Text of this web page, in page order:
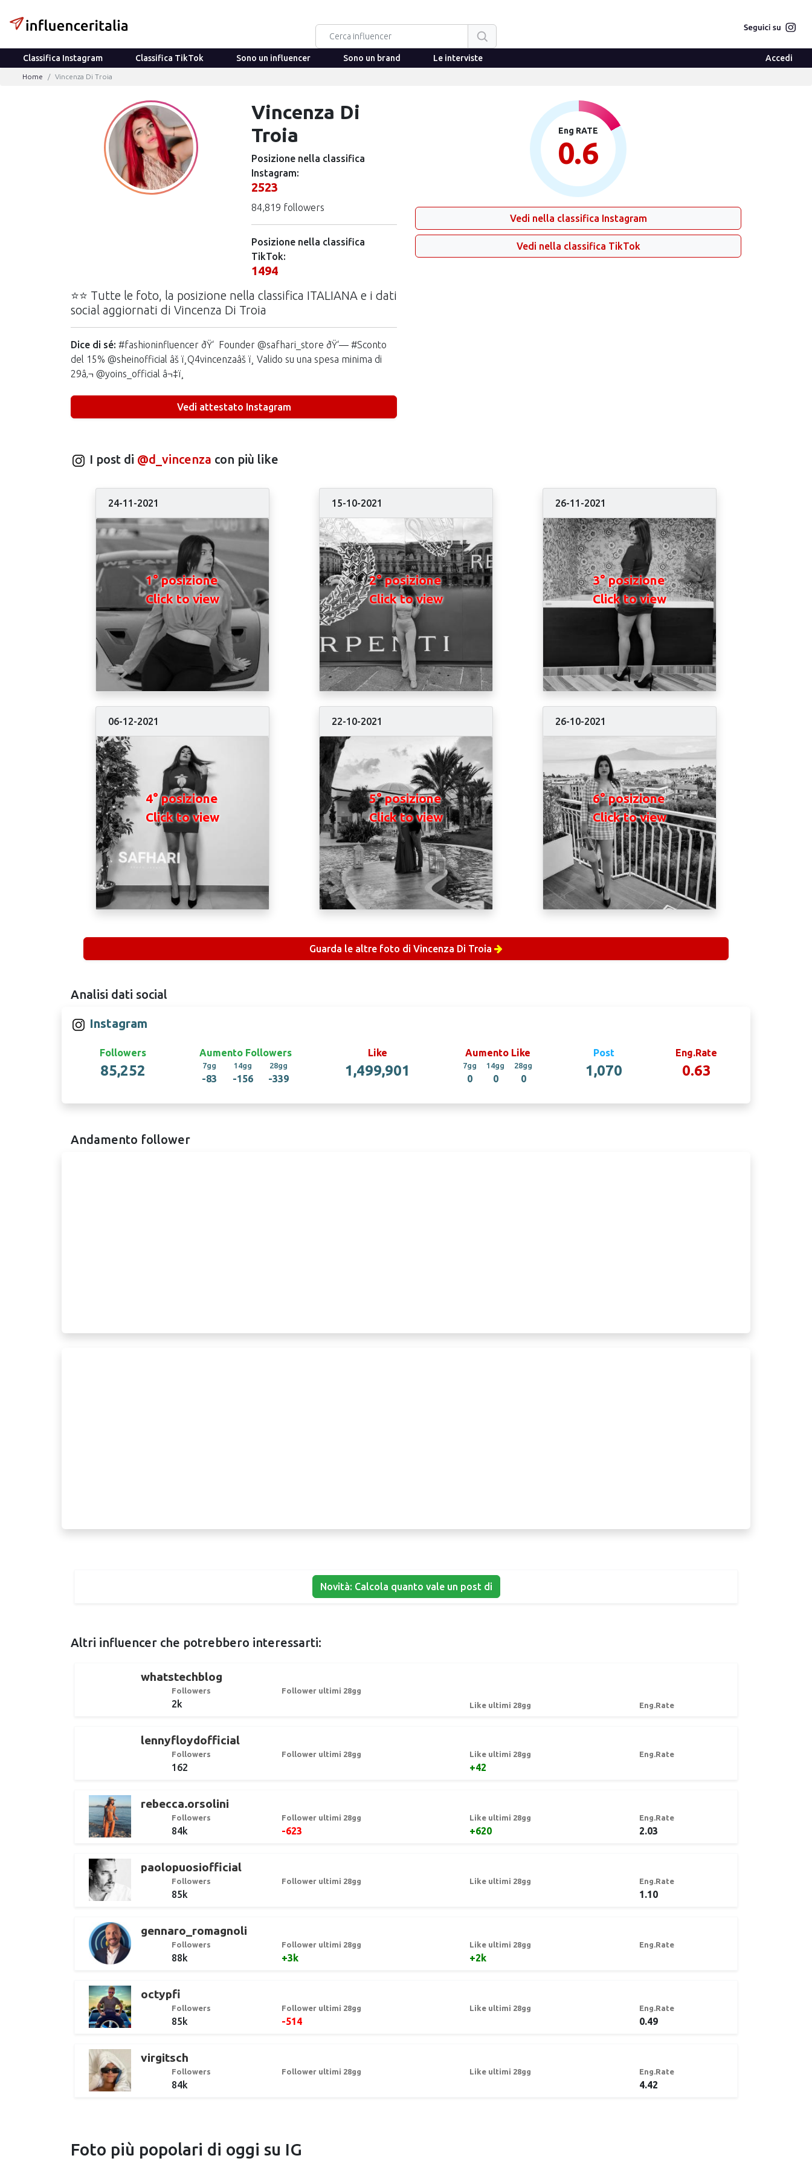
Classifica Instagram Classifica TikTok Sono un influencer Sono un brand Le interviste Accedi
Home Vincenza Di Troia
Vincenza Di
Troia
Posizione nella classifica
Instagram:
2523
84,819 followers
Posizione nella classifica
TikTok:
1494
⭐⭐ Tutte le foto, la posizione nella classifica ITALIANA e i dati
social aggiornati di Vincenza Di Troia
Dice di sé: #fashioninfluencer ðŸ‘ Founder @safhari_store ðŸ‘— #Sconto
del 15% @sheinofficial âš ï¸Q4vincenzaâš ï¸ Valido su una spesa minima di
29â‚¬ @yoins_official â¬‡ï¸
Eng RATE
0.6
Vedi nella classifica Instagram
Vedi nella classifica TikTok
Vedi attestato Instagram
I post di @d_vincenza con più like
24-11-2021
1° posizione
Click to view
15-10-2021
2° posizione
Click to view
26-11-2021
3° posizione
Click to view
06-12-2021
4° posizione
Click to view
22-10-2021
5° posizione
Click to view
26-10-2021
6° posizione
Click to view
Guarda le altre foto di Vincenza Di Troia
Analisi dati social
Instagram
Followers
85,252
Aumento Followers
7gg
-83
14gg
-156
28gg
-339
Like
1,499,901
Aumento Like
7gg
0
14gg
0
28gg
0
Post
1,070
Eng.Rate
0.63
Andamento follower
Novità: Calcola quanto vale un post di
Altri influencer che potrebbero interessarti:
whatstechblog
Followers
2k
Follower ultimi 28gg
Like ultimi 28gg
Eng.Rate
lennyfloydofficial
Followers
162
Follower ultimi 28gg Like ultimi 28gg
+42
Eng.Rate
rebecca.orsolini
Followers
84k
Follower ultimi 28gg
-623
Like ultimi 28gg
+620
Eng.Rate
2.03
paolopuosiofficial
Followers
85k
Follower ultimi 28gg Like ultimi 28gg Eng.Rate
1.10
gennaro_romagnoli
Followers
88k
Follower ultimi 28gg
+3k
Like ultimi 28gg
+2k
Eng.Rate
octypfi
Followers
85k
Follower ultimi 28gg
-514
Like ultimi 28gg Eng.Rate
0.49
virgitsch
Followers
84k
Follower ultimi 28gg Like ultimi 28gg Eng.Rate
4.42
Foto più popolari di oggi su IG